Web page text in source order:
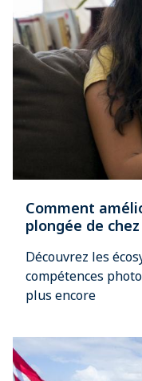
Comment
plongée de chez
Découvrez les
compétences
plus encore